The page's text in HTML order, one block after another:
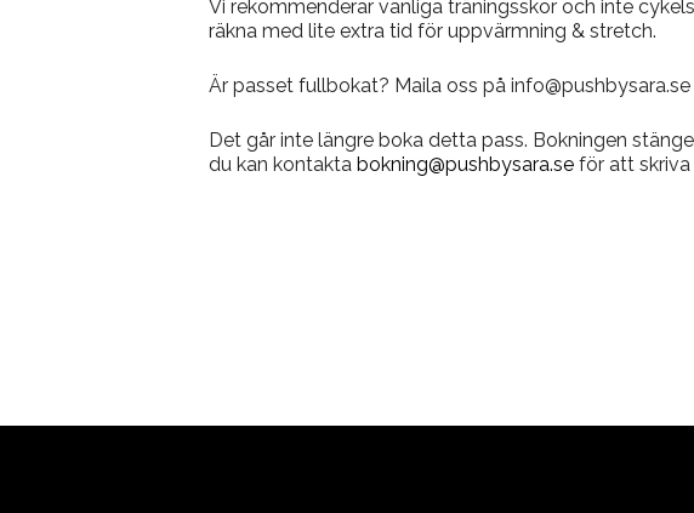
Vi rekommenderar vanliga träningsskor och inte
räkna med lite extra tid för uppvärmning & stretch.
Är passet fullbokat? Maila oss på
Det går inte längre boka detta pass. Bokningen
du kan kontakta bokning@pushbysara.se för att skriva